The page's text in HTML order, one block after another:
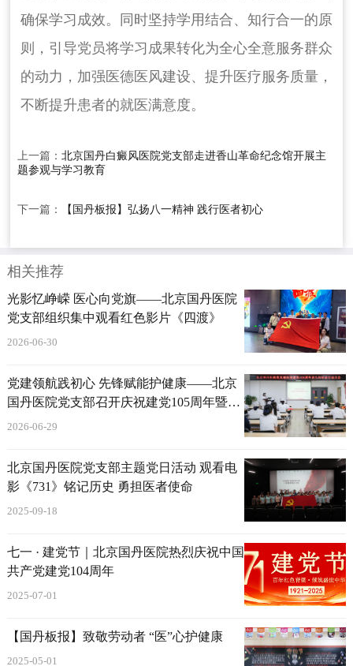
确保学习成效。同时坚持学用结合、知行合一的原
则，引导党员将学习成果转化为全心全意服务群众
的动力，加强医德医风建设、提升医疗服务质量，
不断提升患者的就医满意度。
上一篇： 北京国丹白癜风医院党支部走进香山革命纪念馆开展主
题参观与学习教育
下一篇： 【国丹板报】弘扬八一精神 践行医者初心
相关推荐
光影忆峥嵘 医心向党旗——北京国丹医院
党支部组织集中观看红色影片《四渡》
2026-06-30
党建领航践初心 先锋赋能护健康——北京
国丹医院党支部召开庆祝建党105周年暨先
锋赋能行动大会
2026-06-29
北京国丹医院党支部主题党日活动 观看电
影《731》铭记历史 勇担医者使命
2025-09-18
七一 · 建党节｜北京国丹医院热烈庆祝中国
共产党建党104周年
2025-07-01
【国丹板报】致敬劳动者 “医”心护健康
2025-05-01